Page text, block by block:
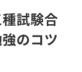
試験合
のコツ